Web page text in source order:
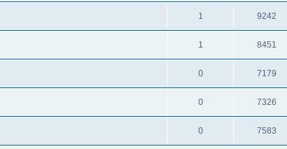
1 9242
1 8451
0 7179
0 7326
0 7583